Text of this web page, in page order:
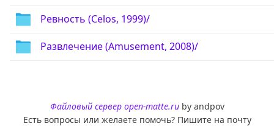
Ревность (Celos, 1999)/
Развлечение (Amusement, 2008)/
Файловый сервер open-matte.ruby andpov
Есть вопросы или желаете помочь? Пишите на почту